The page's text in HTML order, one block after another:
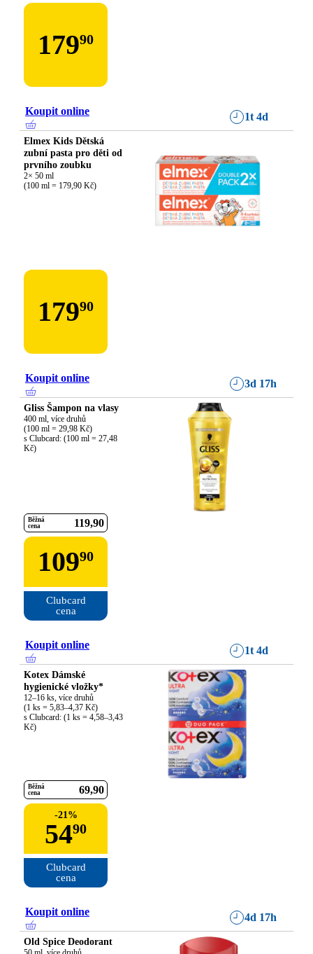
17990
Koupit online 1t 4d
Elmex Kids Dětská
zubní pasta pro děti od
prvního zoubku
2× 50 ml
(100 ml = 179,90 Kč)
17990
Koupit online 3d 17h
Gliss Šampon na vlasy
400 ml, více druhů
(100 ml = 29,98 Kč)
s Clubcard: (100 ml = 27,48
Kč)
Běžná
cena
119 90
10990
Clubcard
cena
Koupit online 1t 4d
Kotex Dámské
hygienické vložky*
12–16 ks, více druhů
(1 ks = 5,83–4,37 Kč)
s Clubcard: (1 ks = 4,58–3,43
Kč)
Běžná
cena
69 90
-21%
5490
Clubcard
cena
Koupit online 4d 17h
Old Spice Deodorant